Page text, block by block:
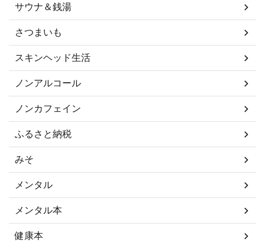
サウナ＆銭湯
さつまいも
スキンヘッド生活
ノンアルコール
ノンカフェイン
ふるさと納税
みそ
メンタル
メンタル本
健康本